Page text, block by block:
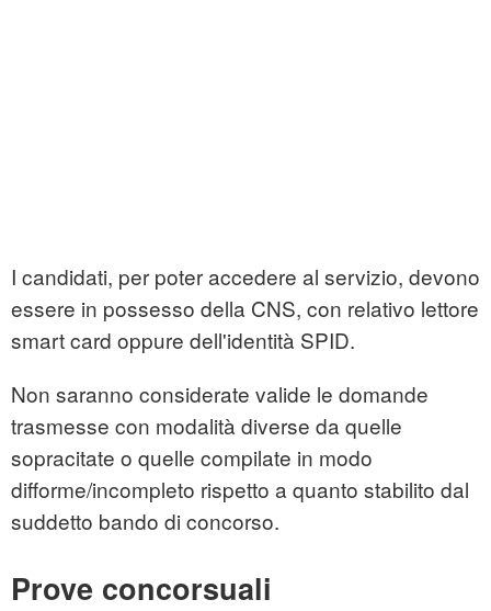
I candidati, per poter accedere al servizio, devono
essere in possesso della CNS, con relativo lettore
smart card oppure dell'identità SPID.
Non saranno considerate valide le domande
trasmesse con modalità diverse da quelle
sopracitate o quelle compilate in modo
difforme/incompleto rispetto a quanto stabilito dal
suddetto bando di concorso.
Prove concorsuali